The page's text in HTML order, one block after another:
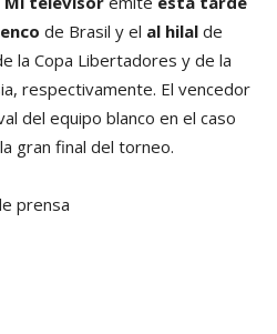
de Brasil y el al hilal de
la Copa Libertadores y de la
respectivamente. El vencedor
del equipo blanco en el caso
gran final del torneo.
prensa